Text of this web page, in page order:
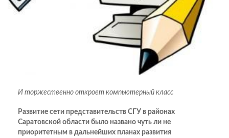
И торжественно откроет компьютерный класс
Развитие сети представительств СГУ в районах
Саратовской области было названо чуть ли не
приоритетным в дальнейших планах развития